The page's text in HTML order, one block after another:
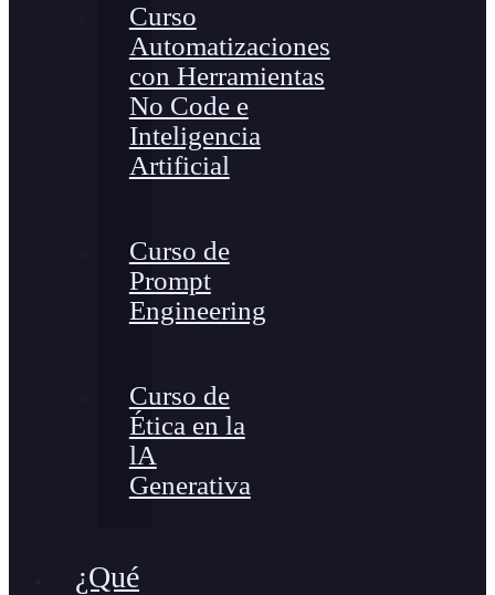
Curso
Automatizaciones
con Herramientas
No Code e
Inteligencia
Artificial
Curso de
Prompt
Engineering
Curso de
Ética en la
lA
Generativa
¿Qué